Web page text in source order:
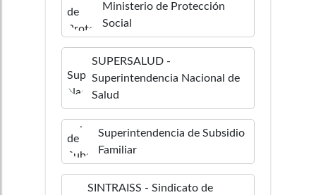
Ministerio de Protección
Social
SUPERSALUD -
Superintendencia Nacional de
Salud
Superintendencia de Subsidio
Familiar
SINTRAISS - Sindicato de